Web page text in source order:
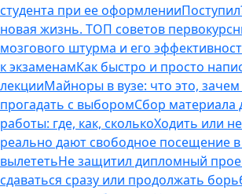
студента при ее оформлении
новая жизнь. ТОП советов
мозгового штурма и его
к экзаменамКак быстро и просто
лекцииМайноры в вузе: что это,
прогадать с выборомСбор материала
работы: где, как, сколькоХодить или
реально дают свободное посещение в
вылететьНе защитил дипломный
сдаваться сразу или продолжать